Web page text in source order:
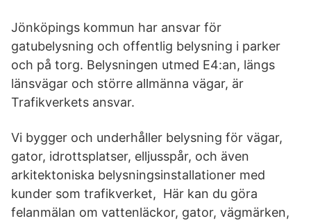
Jönköpings kommun har ansvar för
gatubelysning och offentlig belysning i parker
och på torg. Belysningen utmed E4:an, längs
länsvägar och större allmänna vägar, är
Trafikverkets ansvar.
Vi bygger och underhåller belysning för vägar,
gator, idrottsplatser, elljusspår, och även
arkitektoniska belysningsinstallationer med
kunder som trafikverket, Här kan du göra
felanmälan om vattenläckor, gator, vägmärken,